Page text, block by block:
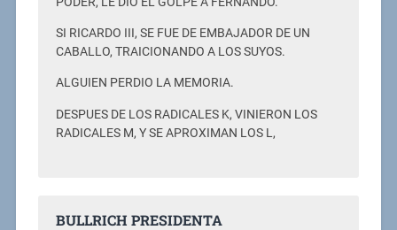
SI RICARDO III, SE FUE DE EMBAJADOR DE UN
CABALLO, TRAICIONANDO A LOS SUYOS.
ALGUIEN PERDIO LA MEMORIA.
DESPUES DE LOS RADICALES K, VINIERON LOS
RADICALES M, Y SE APROXIMAN LOS L,
BULLRICH PRESIDENTA